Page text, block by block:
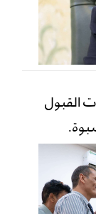
القبول